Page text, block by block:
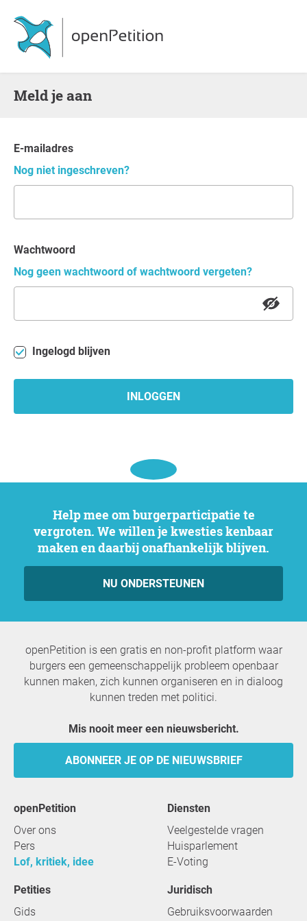
Meld je aan
E-mailadres
Nog niet ingeschreven?
Wachtwoord
Nog geen wachtwoord of wachtwoord vergeten?
Ingelogd blijven
INLOGGEN
Help mee om burgerparticipatie te
vergroten. We willen je kwesties kenbaar
maken en daarbij onafhankelijk blijven.
NU ONDERSTEUNEN
openPetition is een gratis en non-profit platform waar
burgers een gemeenschappelijk probleem openbaar
kunnen maken, zich kunnen organiseren en in dialoog
kunnen treden met politici.
Mis nooit meer een nieuwsbericht.
ABONNEER JE OP DE NIEUWSBRIEF
openPetition
Over ons
Pers
Lof, kritiek, idee
Diensten
Veelgestelde vragen
Huisparlement
E-Voting
Petities
Gids
Juridisch
Gebruiksvoorwaarden